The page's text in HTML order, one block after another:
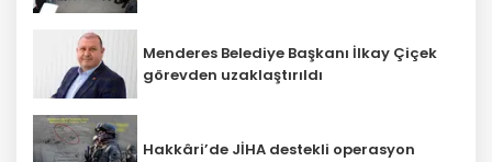
Menderes Belediye Başkanı İlkay Çiçek
görevden uzaklaştırıldı
Hakkâri’de JİHA destekli operasyon